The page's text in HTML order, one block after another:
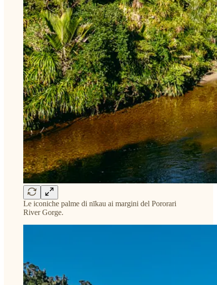
Le iconiche palme di nīkau ai margini del Pororari
River Gorge.